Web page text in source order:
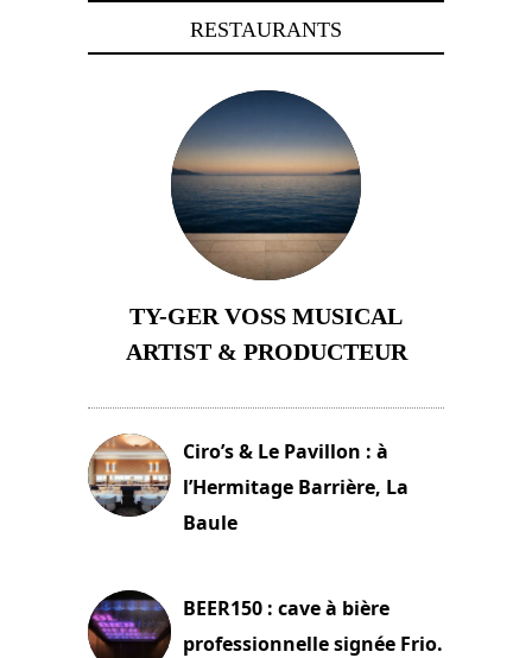
RESTAURANTS
TY-GER VOSS MUSICAL
ARTIST & PRODUCTEUR
Ciro’s & Le Pavillon : à
l’Hermitage Barrière, La
Baule
BEER150 : cave à bière
professionnelle signée Frio.